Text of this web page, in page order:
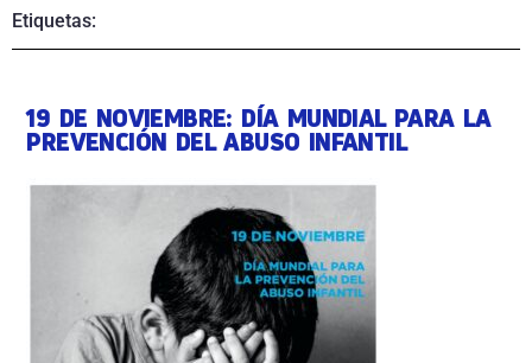
Etiquetas:
19 DE NOVIEMBRE: DÍA MUNDIAL PARA LA
PREVENCIÓN DEL ABUSO INFANTIL